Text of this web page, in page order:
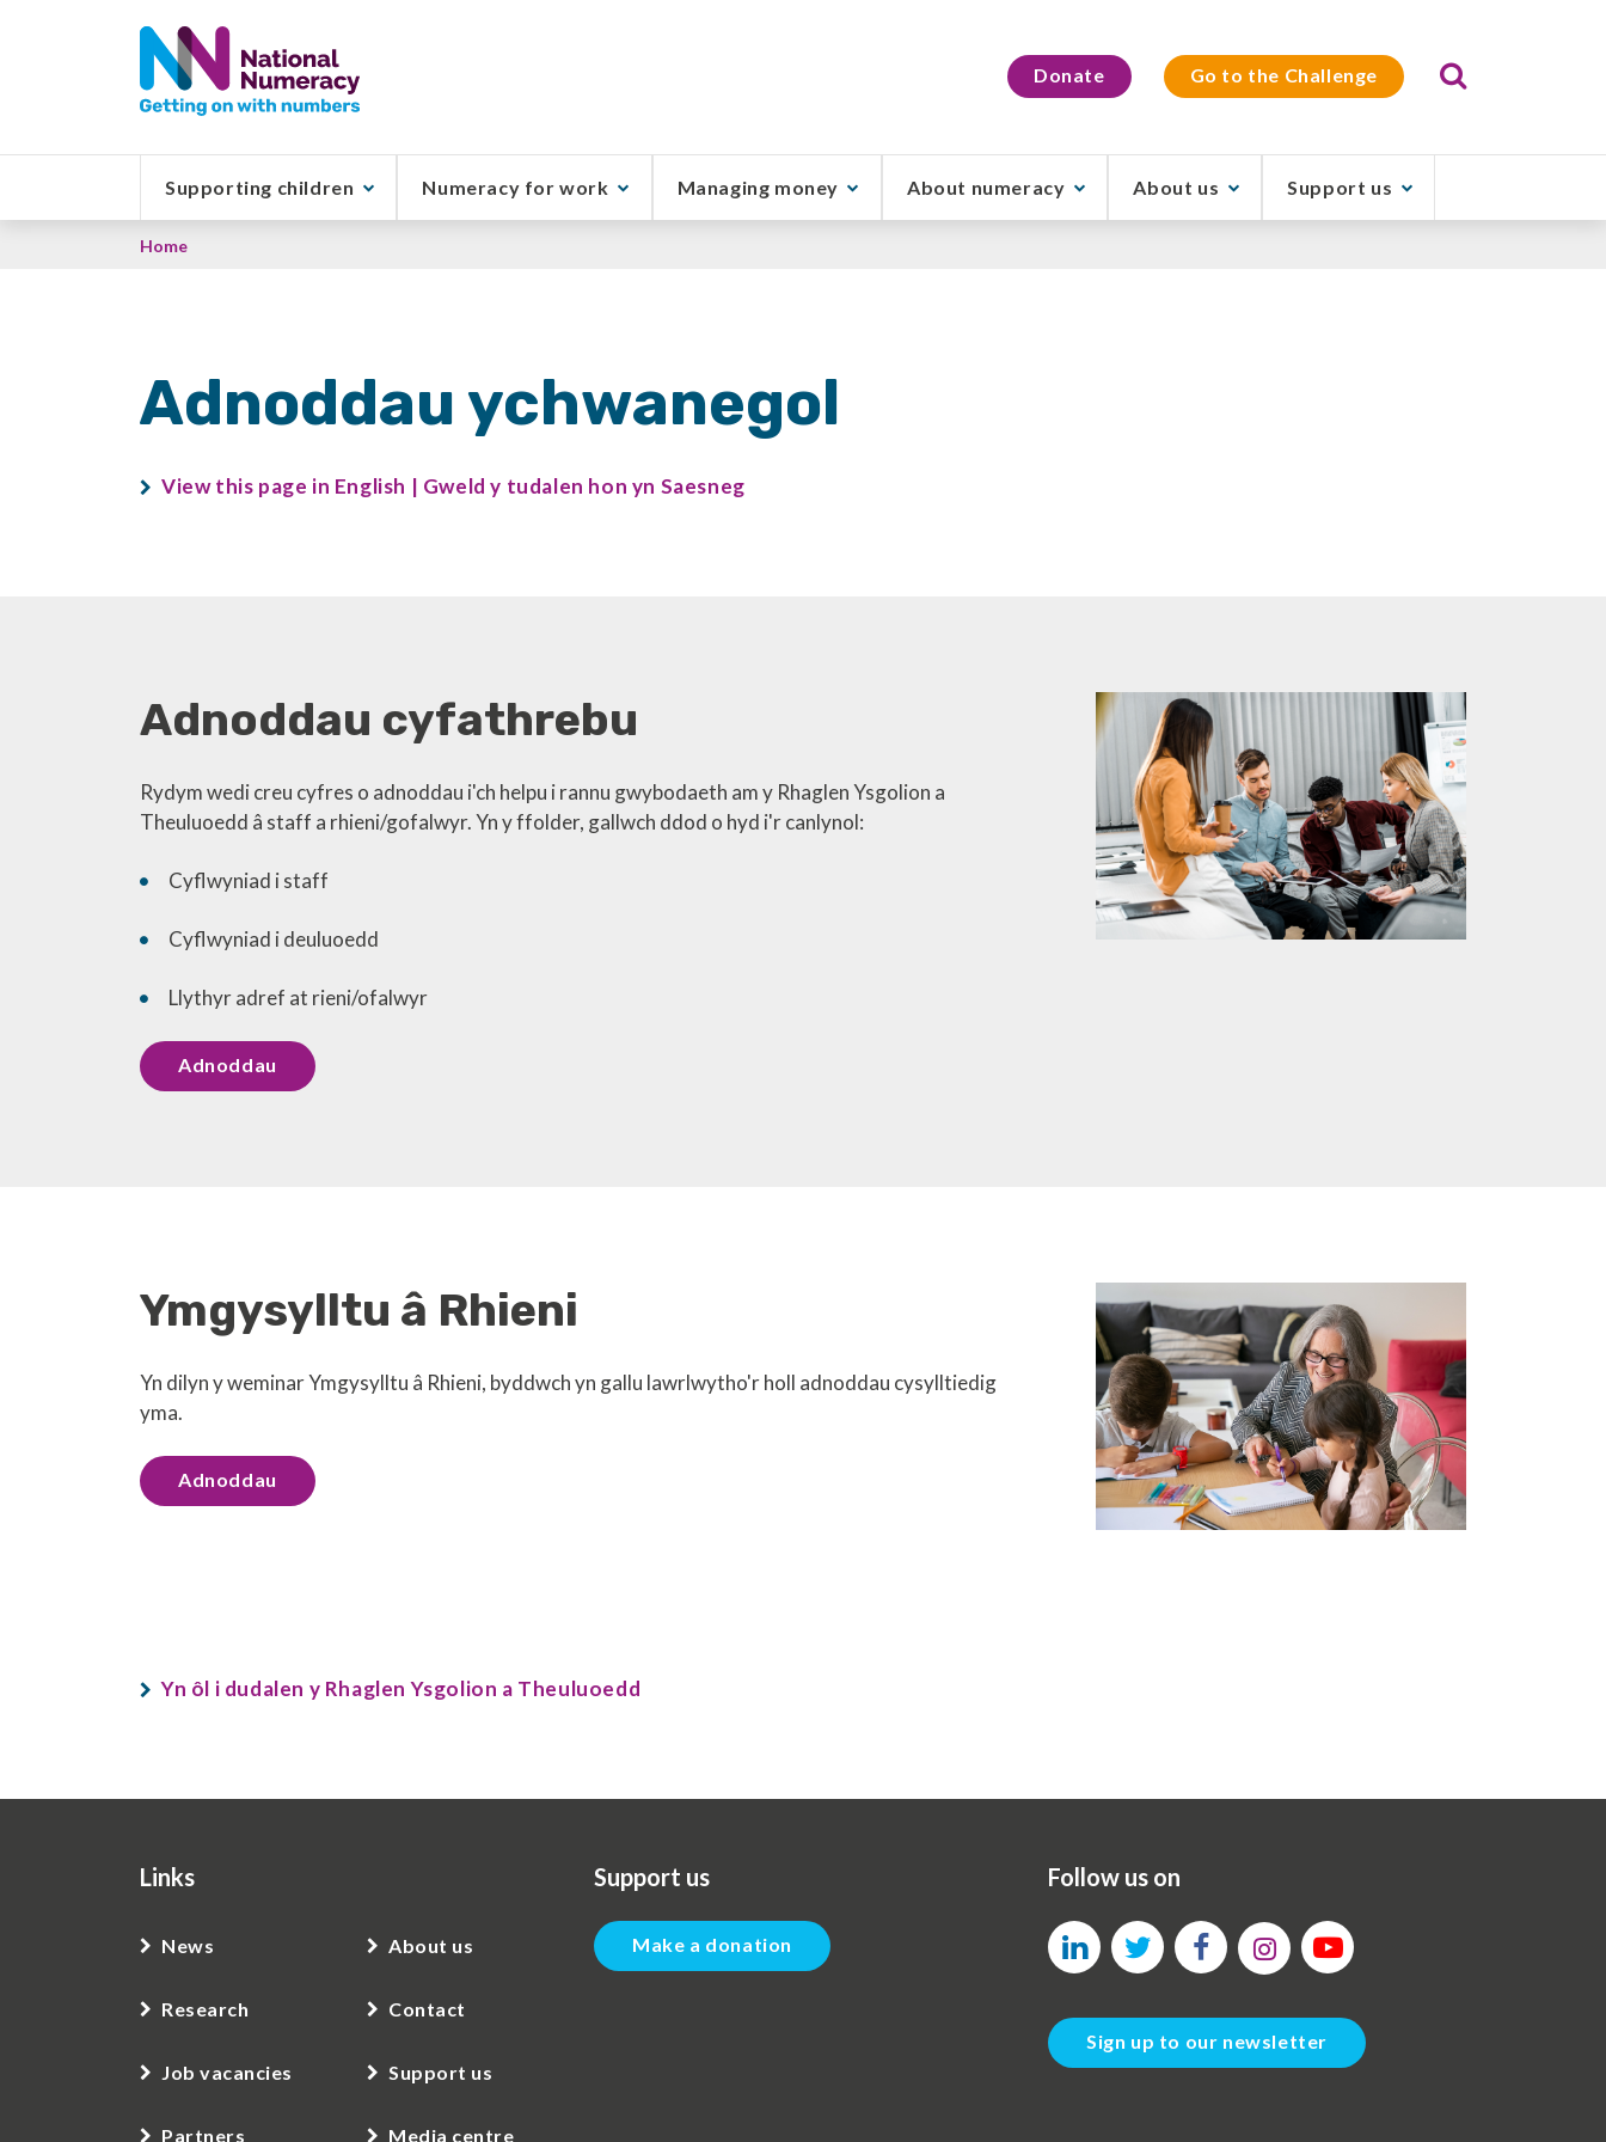
Donate Go to the Challenge Search
Supporting children Numeracy for work Managing money About numeracy About us Support us
Breadcrumb
Home
Adnoddau ychwanegol
View this page in English | Gweld y tudalen hon yn Saesneg
Adnoddau cyfathrebu
Rydym wedi creu cyfres o adnoddau i'ch helpu i rannu gwybodaeth am y Rhaglen Ysgolion a
Theuluoedd â staff a rhieni/gofalwyr. Yn y ffolder, gallwch ddod o hyd i'r canlynol:
Cyflwyniad i staff
Cyflwyniad i deuluoedd
Llythyr adref at rieni/ofalwyr
Adnoddau
Ymgysylltu â Rhieni
Yn dilyn y weminar Ymgysylltu â Rhieni, byddwch yn gallu lawrlwytho'r holl adnoddau cysylltiedig
yma.
Adnoddau
Yn ôl i dudalen y Rhaglen Ysgolion a Theuluoedd
Links
News
Research
Job vacancies
Partners
About us
Contact
Support us
Media centre
Support us
Make a donation
Follow us on
Sign up to our newsletter